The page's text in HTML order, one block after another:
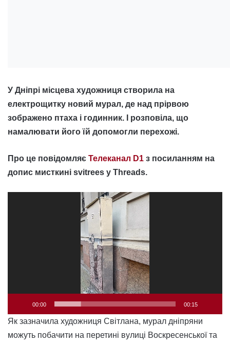
У Дніпрі місцева художниця створила на
електрощитку новий мурал, де над прірвою
зображено птаха і годинник. І розповіла, що
намалювати його їй допомогли перехожі.
Про це повідомляє Телеканал D1 з посиланням на
допис мисткині svitrees у Threads.
00:00 00:15
Як зазначила художниця Світлана, мурал дніпряни
можуть побачити на перетині вулиці Воскресенської та